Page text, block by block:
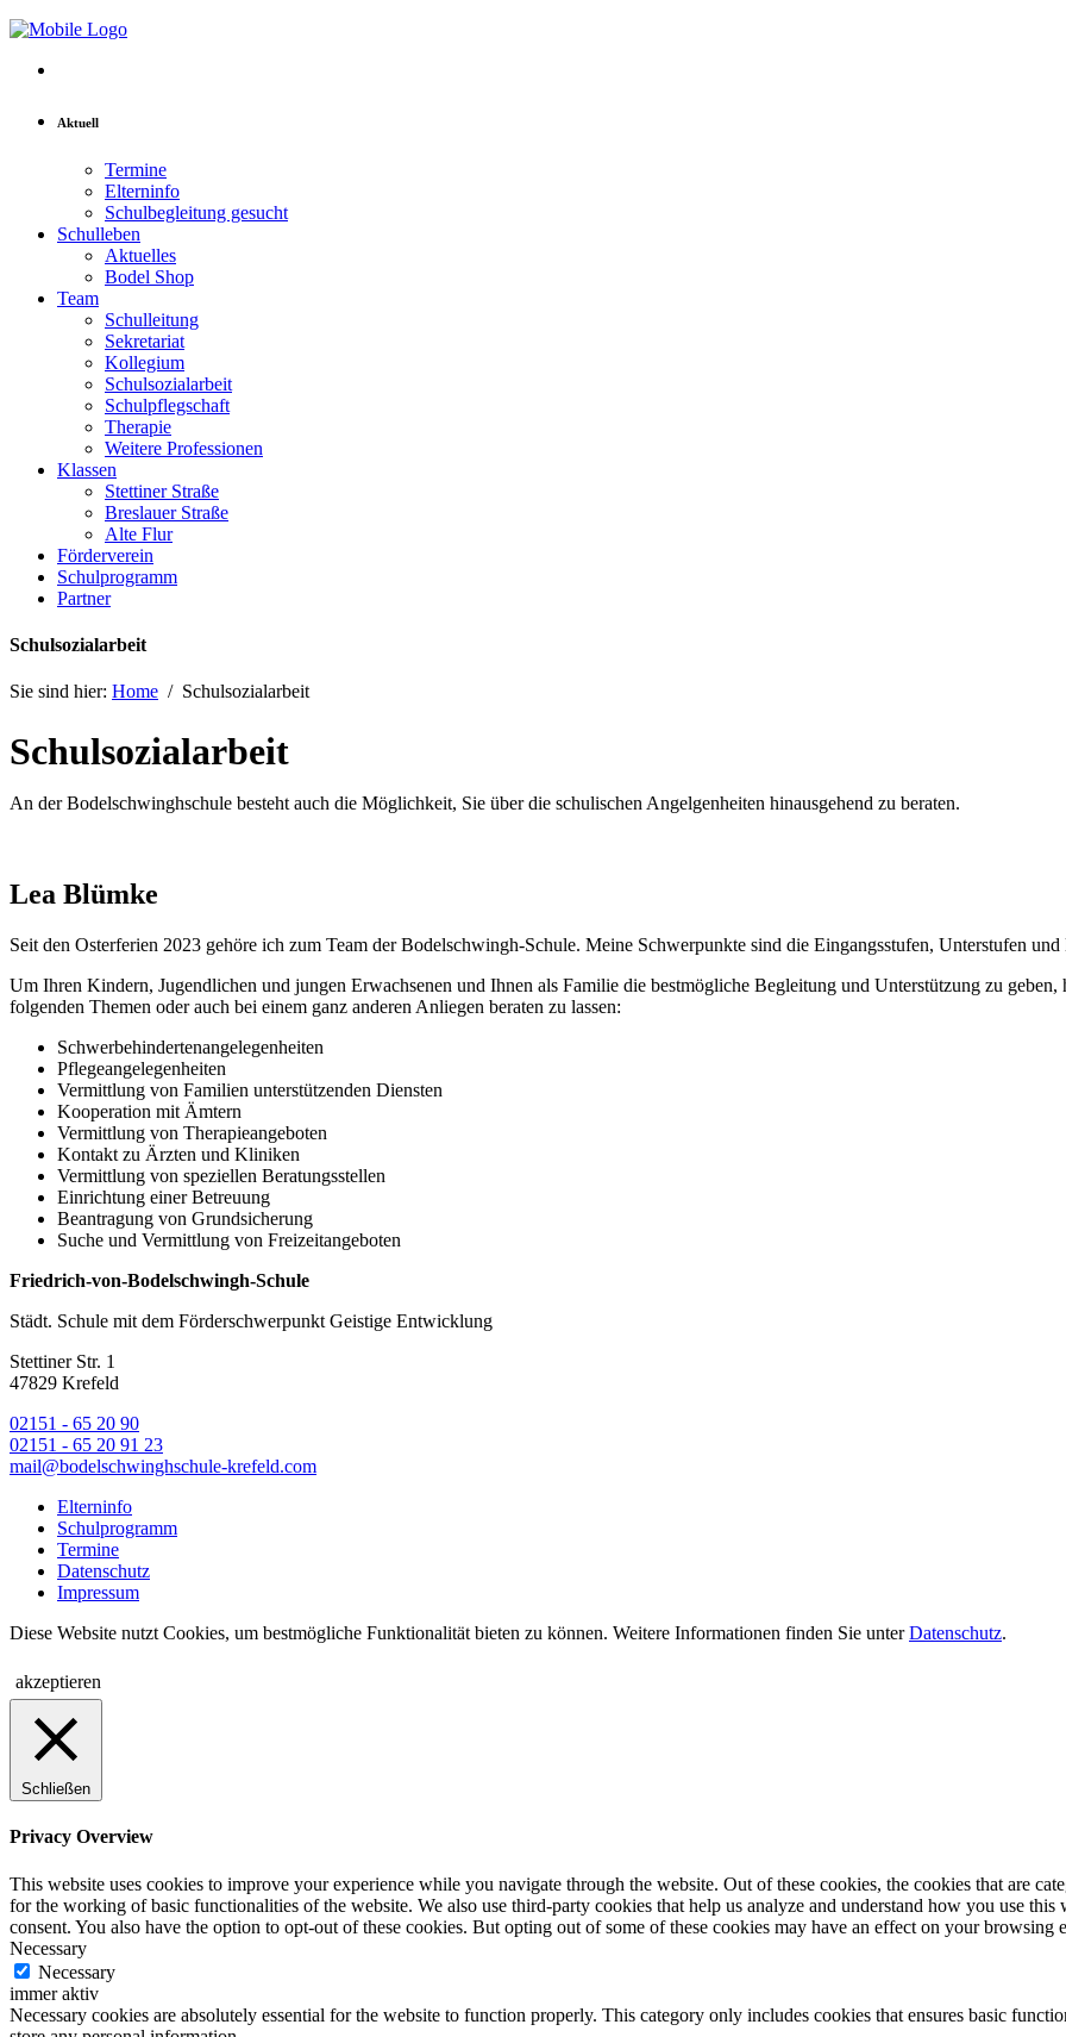
Aktuell
Termine
Elterninfo
Schulbegleitung gesucht
Schulleben
Aktuelles
Bodel Shop
Team
Schulleitung
Sekretariat
Kollegium
Schulsozialarbeit
Schulpflegschaft
Therapie
Weitere Professionen
Klassen
Stettiner Straße
Breslauer Straße
Alte Flur
Förderverein
Schulprogramm
Partner
Schulsozialarbeit
Sie sind hier: Home / Schulsozialarbeit
Schulsozialarbeit
An der Bodelschwinghschule besteht auch die Möglichkeit, Sie über die schulischen Angelgenheiten hinausgehend zu beraten.
Lea Blümke
Seit den Osterferien 2023 gehöre ich zum Team der Bodelschwingh-Schule. Meine Schwerpunkte sind die Eingangsstufen, Unterstufen
Um Ihren Kindern, Jugendlichen und jungen Erwachsenen und Ihnen als Familie die bestmögliche Begleitung und Unterstützung zu
folgenden Themen oder auch bei einem ganz anderen Anliegen beraten zu lassen:
Schwerbehindertenangelegenheiten
Pflegeangelegenheiten
Vermittlung von Familien unterstützenden Diensten
Kooperation mit Ämtern
Vermittlung von Therapieangeboten
Kontakt zu Ärzten und Kliniken
Vermittlung von speziellen Beratungsstellen
Einrichtung einer Betreuung
Beantragung von Grundsicherung
Suche und Vermittlung von Freizeitangeboten
Friedrich-von-Bodelschwingh-Schule
Städt. Schule mit dem Förderschwerpunkt Geistige Entwicklung
Stettiner Str. 1
47829 Krefeld
02151 - 65 20 90
02151 - 65 20 91 23
mail@bodelschwinghschule-krefeld.com
Elterninfo
Schulprogramm
Termine
Datenschutz
Impressum
Diese Website nutzt Cookies, um bestmögliche Funktionalität bieten zu können. Weitere Informationen finden Sie unterDatenschutz.
akzeptieren
Schließen
Privacy Overview
This website uses cookies to improve your experience while you navigate through the website. Out of these cookies, the cookies that are
for the working of basic functionalities of the website. We also use third-party cookies that help us analyze and understand how you use
consent. You also have the option to opt-out of these cookies. But opting out of some of these cookies may have an effect on your browsing
Necessary
Necessary
immer aktiv
Necessary cookies are absolutely essential for the website to function properly. This category only includes cookies that ensures basic